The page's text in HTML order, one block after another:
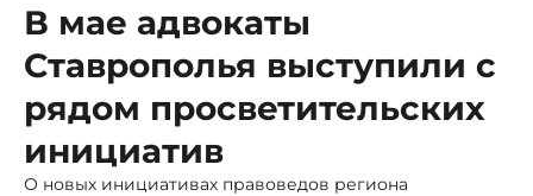
В мае адвокаты
Ставрополья выступили с
рядом просветительских
инициатив
О новых инициативах правоведов региона